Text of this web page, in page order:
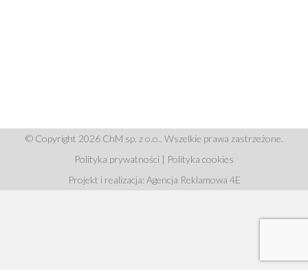
© Copyright 2026 ChM sp. z o.o.. Wszelkie prawa zastrzeżone.
Polityka prywatności | Polityka cookies
Projekt i realizacja: Agencja Reklamowa 4E